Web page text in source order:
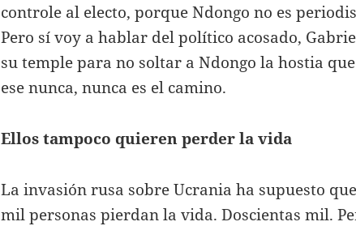
controle al electo, porque Ndongo no es
Pero sí voy a hablar del político acosado,
su temple para no soltar a Ndongo la hostia
ese nunca, nunca es el camino.
Ellos tampoco quieren perder la vida
La invasión rusa sobre Ucrania ha supuesto
mil personas pierdan la vida. Doscientas mil.